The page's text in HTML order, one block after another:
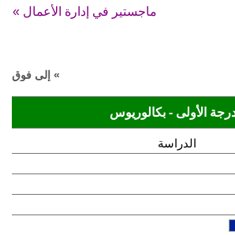
ماجستير في إدارة الأعمال »
» إلى فوق
الأولى - بكالوريوس
الدراسة